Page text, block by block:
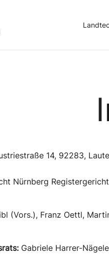
14, 92283,
Nürnberg
(Vors.), Franz Oettl,
Gabriele Harrer-